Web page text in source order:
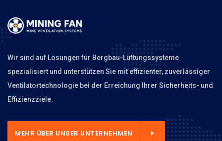
Wir sind auf Lösungen für Bergbau-Lüftungssysteme
spezialisiert und unterstützen Sie mit effizienter, zuverlässiger
Ventilatortechnologie bei der Erreichung Ihrer Sicherheits- und
Effizienzziele.
MEHR ÜBER UNSER UNTERNEHMEN